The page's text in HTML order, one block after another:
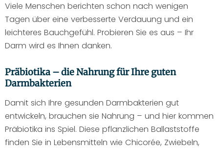
Viele Menschen berichten schon nach wenigen
Tagen über eine verbesserte Verdauung und ein
leichteres Bauchgefühl. Probieren Sie es aus – Ihr
Darm wird es Ihnen danken.
Präbiotika – die Nahrung für Ihre guten
Darmbakterien
Damit sich Ihre gesunden Darmbakterien gut
entwickeln, brauchen sie Nahrung – und hier kommen
Präbiotika ins Spiel. Diese pflanzlichen Ballaststoffe
finden Sie in Lebensmitteln wie Chicorée, Zwiebeln,